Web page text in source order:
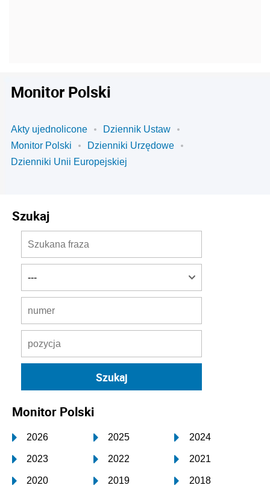
Monitor Polski
Akty ujednolicone
Dziennik Ustaw
Monitor Polski
Dzienniki Urzędowe
Dzienniki Unii Europejskiej
Szukaj
Monitor Polski
2026 2025 2024
2023 2022 2021
2020 2019 2018